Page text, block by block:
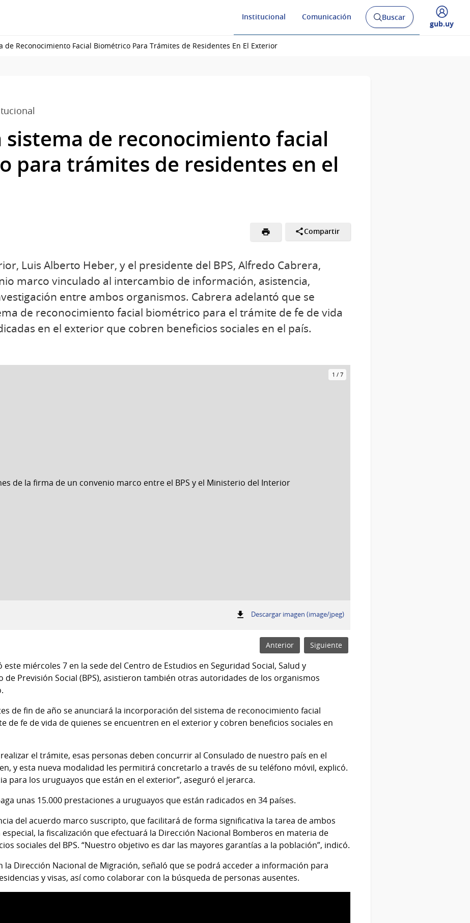
Institucional Comunicación
Abrir
buscador
Buscar
Desplegar
gub.uy
de Reconocimiento Facial Biométrico Para Trámites de Residentes En El Exterior
sistema de reconocimiento facial
para trámites de residentes en el
Compartir
Luis Alberto Heber, y el presidente del BPS, Alfredo Cabrera,
marco vinculado al intercambio de información, asistencia,
entre ambos organismos. Cabrera adelantó que se
de reconocimiento facial biométrico para el trámite de fe de vida
en el exterior que cobren beneficios sociales en el país.
1 / 7
Descargar imagen (image/jpeg):
Anterior Siguiente
miércoles 7 en la sede del Centro de Estudios en Seguridad Social, Salud y
de Previsión Social (BPS), asistieron también otras autoridades de los organismos
de fin de año se anunciará la incorporación del sistema de reconocimiento facial
de fe de vida de quienes se encuentren en el exterior y cobren beneficios sociales en
el trámite, esas personas deben concurrir al Consulado de nuestro país en el
y esta nueva modalidad les permitirá concretarlo a través de su teléfono móvil, explicó.
para los uruguayos que están en el exterior”, aseguró el jerarca.
unas 15.000 prestaciones a uruguayos que están radicados en 34 países.
del acuerdo marco suscripto, que facilitará de forma significativa la tarea de ambos
la fiscalización que efectuará la Dirección Nacional Bomberos en materia de
sociales del BPS. “Nuestro objetivo es dar las mayores garantías a la población”, indicó.
la Dirección Nacional de Migración, señaló que se podrá acceder a información para
y visas, así como colaborar con la búsqueda de personas ausentes.